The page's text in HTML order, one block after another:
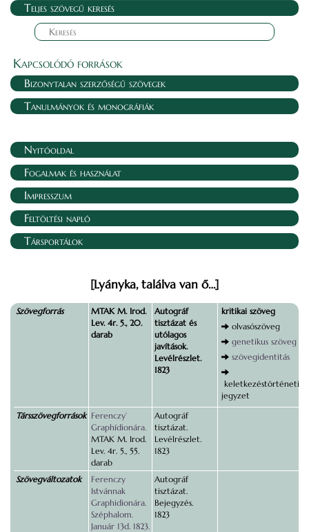
Teljes szövegű keresés
Kapcsolódó források
Bizonytalan szerzőségű szövegek
Tanulmányok és monográfiák
Nyitóoldal
Fogalmak és használat
Impresszum
Feltöltési napló
Társportálok
[Lyányka, találva van ő…]
Szövegforrás
MTAK M. Irod.
Lev. 4r. 5., 20.
darab
Autográf
tisztázat és
utólagos
javítások.
Levélrészlet.
1823
kritikai szöveg
olvasószöveg
genetikus szöveg
szövegidentitás
keletkezéstörténeti
jegyzet
Társszövegforrások Ferenczy’
Graphídionára.
MTAK M. Irod.
Lev. 4r. 5., 55.
darab
Autográf
tisztázat.
Levélrészlet.
1823
Szövegváltozatok
Ferenczy
Istvánnak
Graphidionára.
Széphalom.
Január 13d. 1823.
Autográf
tisztázat.
Bejegyzés.
1823